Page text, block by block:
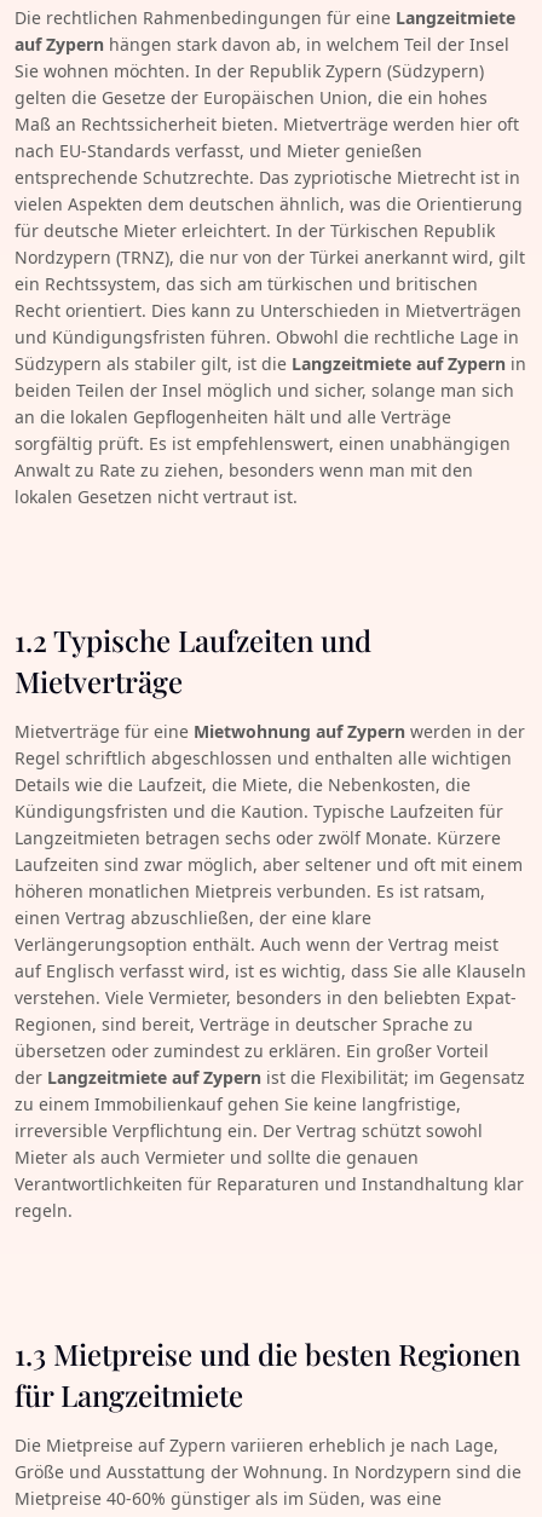
Die rechtlichen Rahmenbedingungen für eine Langzeitmiete
auf Zypern hängen stark davon ab, in welchem Teil der Insel
Sie wohnen möchten. In der Republik Zypern (Südzypern)
gelten die Gesetze der Europäischen Union, die ein hohes
Maß an Rechtssicherheit bieten. Mietverträge werden hier oft
nach EU-Standards verfasst, und Mieter genießen
entsprechende Schutzrechte. Das zypriotische Mietrecht ist in
vielen Aspekten dem deutschen ähnlich, was die Orientierung
für deutsche Mieter erleichtert. In der Türkischen Republik
Nordzypern (TRNZ), die nur von der Türkei anerkannt wird, gilt
ein Rechtssystem, das sich am türkischen und britischen
Recht orientiert. Dies kann zu Unterschieden in Mietverträgen
und Kündigungsfristen führen. Obwohl die rechtliche Lage in
Südzypern als stabiler gilt, ist die Langzeitmiete auf Zypern in
beiden Teilen der Insel möglich und sicher, solange man sich
an die lokalen Gepflogenheiten hält und alle Verträge
sorgfältig prüft. Es ist empfehlenswert, einen unabhängigen
Anwalt zu Rate zu ziehen, besonders wenn man mit den
lokalen Gesetzen nicht vertraut ist.
1.2 Typische Laufzeiten und
Mietverträge
Mietverträge für eine Mietwohnung auf Zypern werden in der
Regel schriftlich abgeschlossen und enthalten alle wichtigen
Details wie die Laufzeit, die Miete, die Nebenkosten, die
Kündigungsfristen und die Kaution. Typische Laufzeiten für
Langzeitmieten betragen sechs oder zwölf Monate. Kürzere
Laufzeiten sind zwar möglich, aber seltener und oft mit einem
höheren monatlichen Mietpreis verbunden. Es ist ratsam,
einen Vertrag abzuschließen, der eine klare
Verlängerungsoption enthält. Auch wenn der Vertrag meist
auf Englisch verfasst wird, ist es wichtig, dass Sie alle Klauseln
verstehen. Viele Vermieter, besonders in den beliebten Expat-
Regionen, sind bereit, Verträge in deutscher Sprache zu
übersetzen oder zumindest zu erklären. Ein großer Vorteil
der Langzeitmiete auf Zypern ist die Flexibilität; im Gegensatz
zu einem Immobilienkauf gehen Sie keine langfristige,
irreversible Verpflichtung ein. Der Vertrag schützt sowohl
Mieter als auch Vermieter und sollte die genauen
Verantwortlichkeiten für Reparaturen und Instandhaltung klar
regeln.
1.3 Mietpreise und die besten Regionen
für Langzeitmiete
Die Mietpreise auf Zypern variieren erheblich je nach Lage,
Größe und Ausstattung der Wohnung. In Nordzypern sind die
Mietpreise 40-60% günstiger als im Süden, was eine